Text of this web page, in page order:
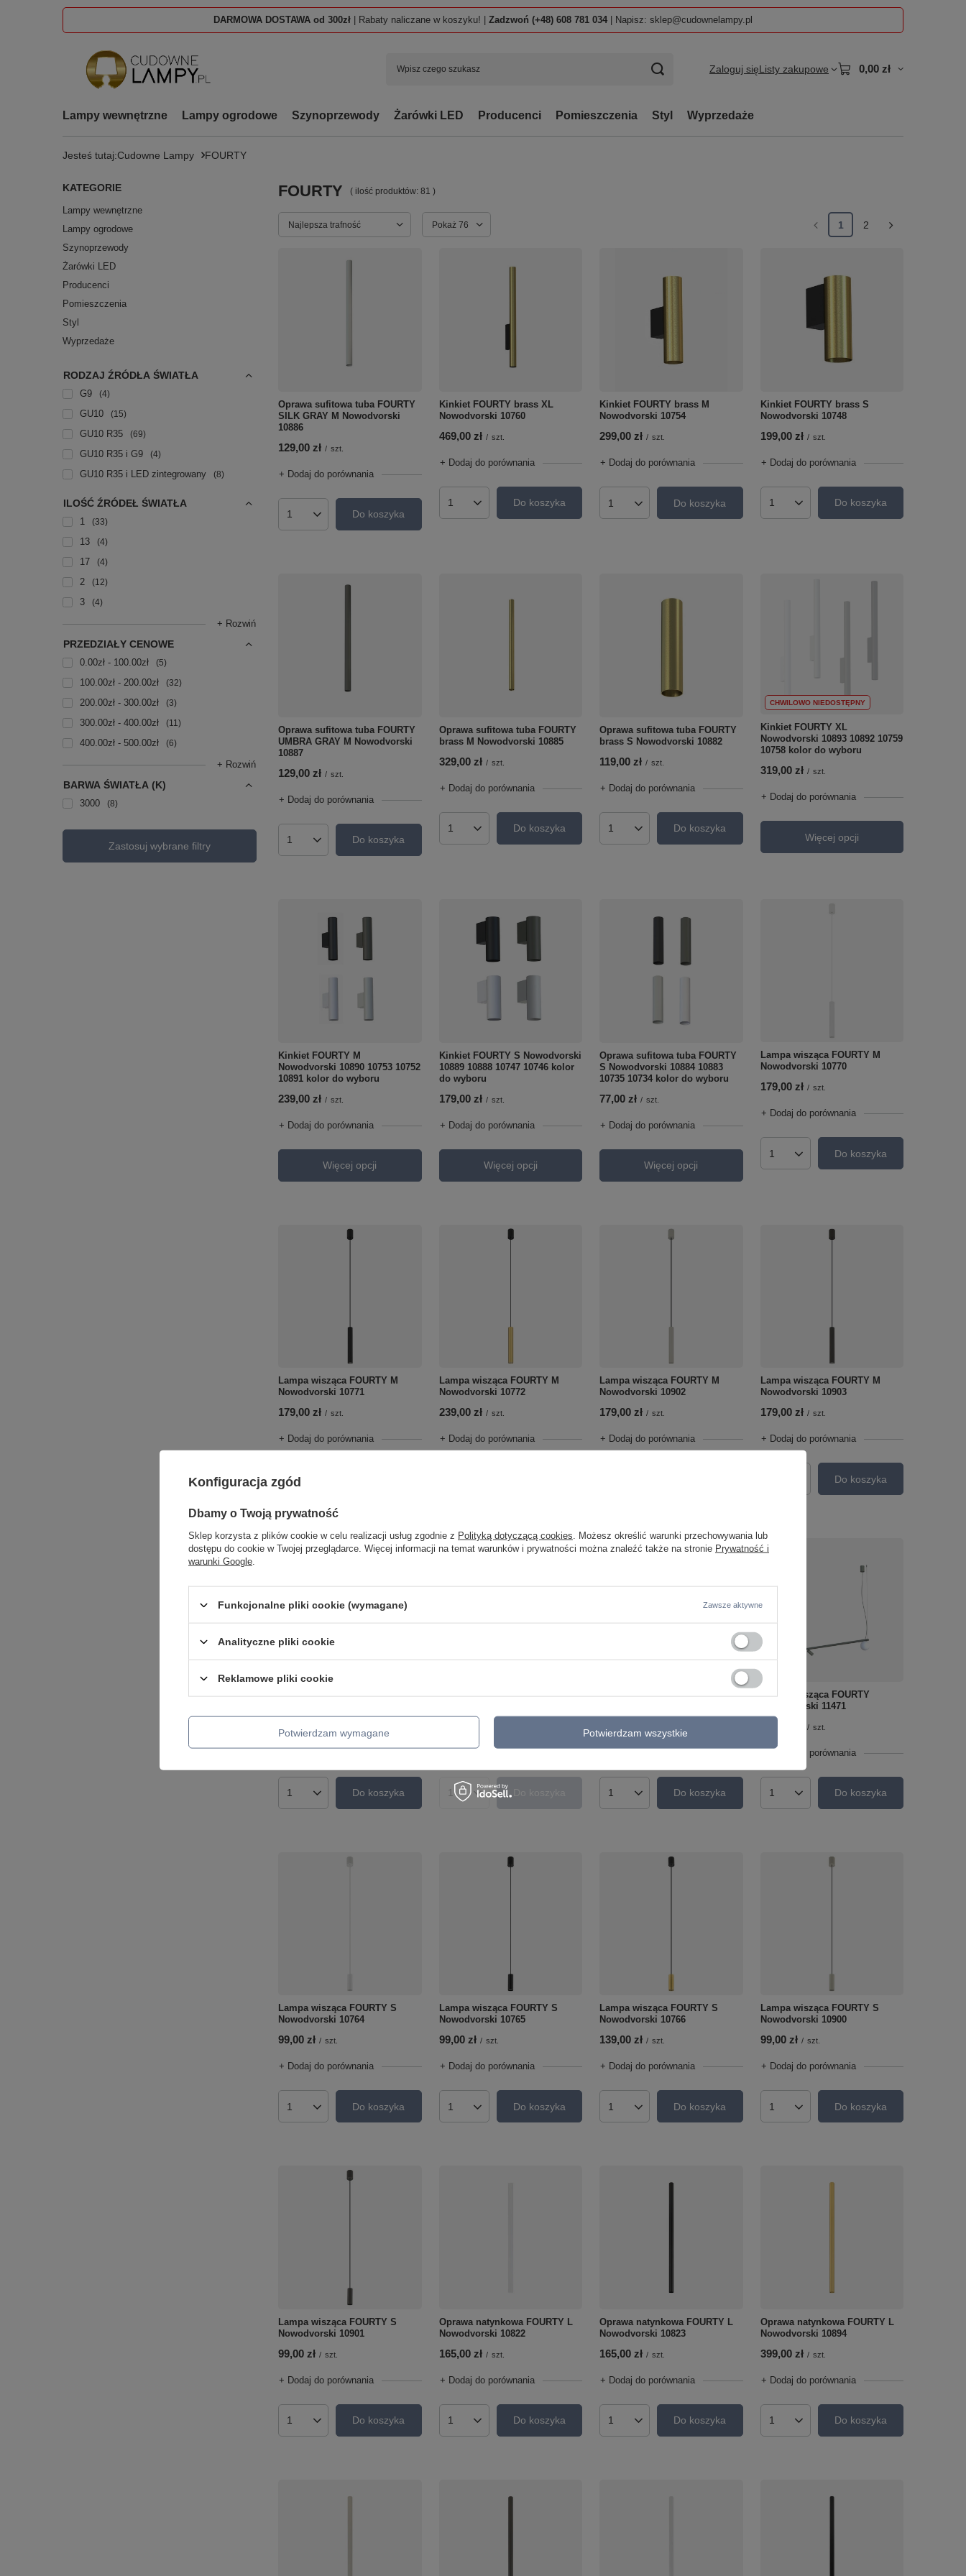
DARMOWA DOSTAWA od 300zł | Rabaty naliczane w koszyku! | Zadzwoń (+48) 608 781 034 | Napisz: sklep@cudownelampy.pl
Zaloguj sięListy zakupowe 0,00 zł
Lampy wewnętrzne Lampy ogrodowe Szynoprzewody Żarówki LED Producenci Pomieszczenia Styl Wyprzedaże
Jesteś tutaj:Cudowne Lampy FOURTY
KATEGORIE
Lampy wewnętrzne
Lampy ogrodowe
Szynoprzewody
Żarówki LED
Producenci
Pomieszczenia
Styl
Wyprzedaże
RODZAJ ŹRÓDŁA ŚWIATŁA
G9 4
GU10 15
GU10 R35 69
GU10 R35 i G9 4
GU10 R35 i LED zintegrowany 8
ILOŚĆ ŹRÓDEŁ ŚWIATŁA
1 33
13 4
17 4
2 12
3 4
+ Rozwiń
PRZEDZIAŁY CENOWE
0.00zł - 100.00zł 5
100.00zł - 200.00zł 32
200.00zł - 300.00zł 3
300.00zł - 400.00zł 11
400.00zł - 500.00zł 6
+ Rozwiń
BARWA ŚWIATŁA (K)
3000 8
Zastosuj wybrane filtry
FOURTY ( ilość produktów: 81 )
Zmień sortowanie
Najlepsza trafność Zmień ilość wyświetlanych produktów
Pokaż 76 1 2
Oprawa sufitowa tuba FOURTY
SILK GRAY M Nowodvorski
10886
129,00 zł / szt.
+ Dodaj do porównania
Ilość produktówDo koszyka
Kinkiet FOURTY brass XL
Nowodvorski 10760
469,00 zł / szt.
+ Dodaj do porównania
Ilość produktówDo koszyka
Kinkiet FOURTY brass M
Nowodvorski 10754
299,00 zł / szt.
+ Dodaj do porównania
Ilość produktówDo koszyka
Kinkiet FOURTY brass S
Nowodvorski 10748
199,00 zł / szt.
+ Dodaj do porównania
Ilość produktówDo koszyka
Oprawa sufitowa tuba FOURTY
UMBRA GRAY M Nowodvorski
10887
129,00 zł / szt.
+ Dodaj do porównania
Ilość produktówDo koszyka
Oprawa sufitowa tuba FOURTY
brass M Nowodvorski 10885
329,00 zł / szt.
+ Dodaj do porównania
Ilość produktówDo koszyka
Oprawa sufitowa tuba FOURTY
brass S Nowodvorski 10882
119,00 zł / szt.
+ Dodaj do porównania
Ilość produktówDo koszyka
CHWILOWO NIEDOSTĘPNY
Kinkiet FOURTY XL
Nowodvorski 10893 10892 10759
10758 kolor do wyboru
319,00 zł / szt.
+ Dodaj do porównania
Więcej opcji
Kinkiet FOURTY M
Nowodvorski 10890 10753 10752
10891 kolor do wyboru
239,00 zł / szt.
+ Dodaj do porównania
Więcej opcji
Kinkiet FOURTY S Nowodvorski
10889 10888 10747 10746 kolor
do wyboru
179,00 zł / szt.
+ Dodaj do porównania
Więcej opcji
Oprawa sufitowa tuba FOURTY
S Nowodvorski 10884 10883
10735 10734 kolor do wyboru
77,00 zł / szt.
+ Dodaj do porównania
Więcej opcji
Lampa wisząca FOURTY M
Nowodvorski 10770
179,00 zł / szt.
+ Dodaj do porównania
Ilość produktówDo koszyka
Lampa wisząca FOURTY M
Nowodvorski 10771
179,00 zł / szt.
+ Dodaj do porównania
Ilość produktów
Lampa wisząca FOURTY M
Nowodvorski 10772
239,00 zł / szt.
+ Dodaj do porównania
Lampa wisząca FOURTY M
Nowodvorski 10902
179,00 zł / szt.
+ Dodaj do porównania
Lampa wisząca FOURTY M
Nowodvorski 10903
179,00 zł / szt.
+ Dodaj do porównania
Ilość produktówDo koszyka
Ilość produktówDo koszyka Ilość produktów Ilość produktówDo koszyka
Lampa wisząca FOURTY
Nowodvorski 11471
/ szt.
+ Dodaj do porównania
Ilość produktówDo koszyka
Lampa wisząca FOURTY S
Nowodvorski 10764
99,00 zł / szt.
+ Dodaj do porównania
Ilość produktówDo koszyka
Lampa wisząca FOURTY S
Nowodvorski 10765
99,00 zł / szt.
+ Dodaj do porównania
Ilość produktówDo koszyka
Lampa wisząca FOURTY S
Nowodvorski 10766
139,00 zł / szt.
+ Dodaj do porównania
Ilość produktówDo koszyka
Lampa wisząca FOURTY S
Nowodvorski 10900
99,00 zł / szt.
+ Dodaj do porównania
Ilość produktówDo koszyka
Lampa wisząca FOURTY S
Nowodvorski 10901
99,00 zł / szt.
+ Dodaj do porównania
Ilość produktówDo koszyka
Oprawa natynkowa FOURTY L
Nowodvorski 10822
165,00 zł / szt.
+ Dodaj do porównania
Ilość produktówDo koszyka
Oprawa natynkowa FOURTY L
Nowodvorski 10823
165,00 zł / szt.
+ Dodaj do porównania
Ilość produktówDo koszyka
Oprawa natynkowa FOURTY L
Nowodvorski 10894
399,00 zł / szt.
+ Dodaj do porównania
Ilość produktówDo koszyka
Konfiguracja zgód
Dbamy o Twoją prywatność
Sklep korzysta z plików cookie w celu realizacji usług zgodnie z Polityką dotyczącą cookies . Możesz określić warunki przechowywania lub
dostępu do cookie w Twojej przeglądarce. Więcej informacji na temat warunków i prywatności można znaleźć także na stronie Prywatność i
warunki Google
Funkcjonalne pliki cookie (wymagane) Zawsze aktywne
Analityczne pliki cookie
Reklamowe pliki cookie
Potwierdzam wymagane Potwierdzam wszystkie